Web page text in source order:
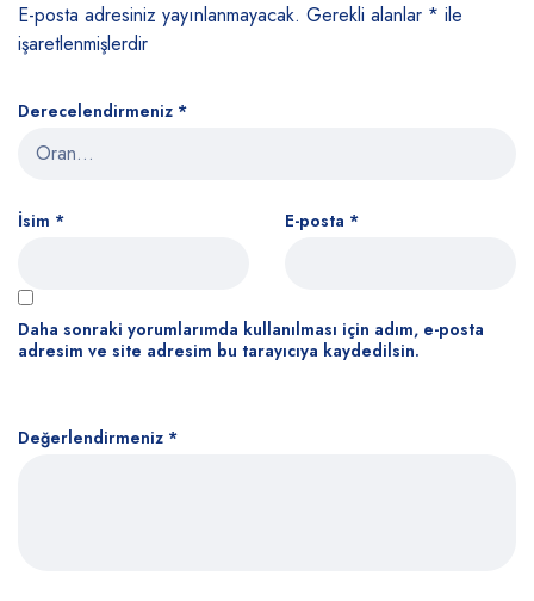
E-posta adresiniz yayınlanmayacak. Gerekli alanlar * ile
işaretlenmişlerdir
Derecelendirmeniz *
Değerlendirmeniz *
İsim * E-posta *
Daha sonraki yorumlarımda kullanılması için adım, e-posta
adresim ve site adresim bu tarayıcıya kaydedilsin.